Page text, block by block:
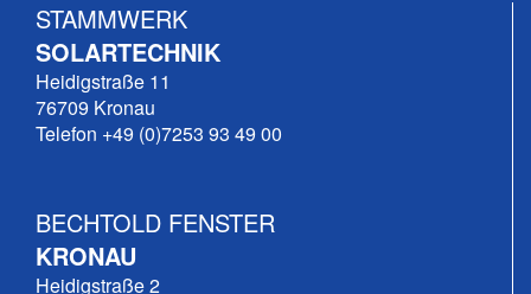
STAMMWERK
SOLARTECHNIK
Heidigstraße 11
76709 Kronau
Telefon +49 (0)7253 93 49 00
BECHTOLD FENSTER
KRONAU
Heidigstraße 2